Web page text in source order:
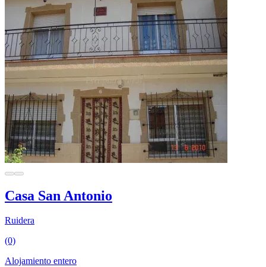
Casa San Antonio
Ruidera
(0)
Alojamiento entero